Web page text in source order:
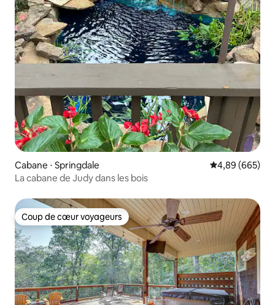
Cabane ⋅ Springdale Évaluation
4,89 (665)
La cabane de Judy dans les bois
Coup de cœur voyageurs
Coup de cœur voyageurs